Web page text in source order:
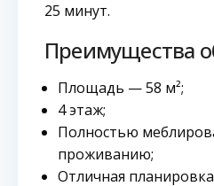
25 минут.
Преимущества
Площадь — 58 м²;
4 этаж;
Полностью
проживанию;
Отличная